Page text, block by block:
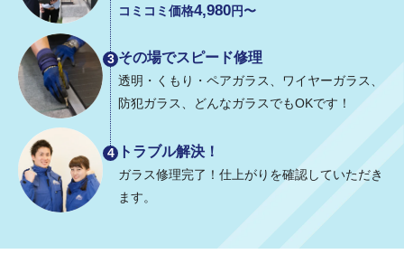
コミコミ価格4,980円〜
3 その場でスピード修理
透明・くもり・ペアガラス、ワイヤーガラス、
防犯ガラス、
どんなガラスでもOKです！
4 トラブル解決！
ガラス修理完了！仕上がりを確認していただき
ます。